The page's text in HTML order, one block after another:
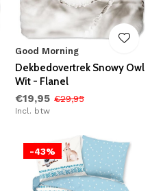
Good Morning
Dekbedovertrek Snowy Owl
Wit - Flanel
€19,95 €29,95
Incl. btw
-43%